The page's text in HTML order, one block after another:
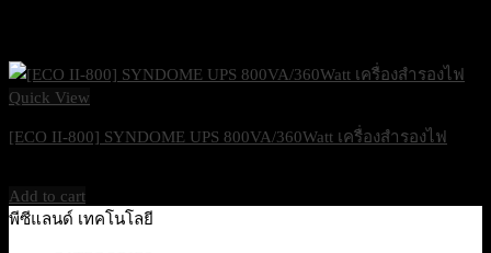
Quick View
[ECO II-800] SYNDOME UPS 800VA/360Watt เครื่องสำรองไฟ
Add to cart
พีซีแลนด์ เทคโนโลยี